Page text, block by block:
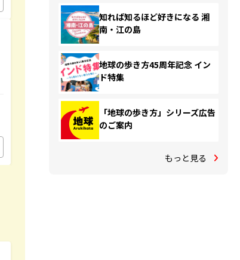
知れば知るほど好きになる 湘
南・江の島
地球の歩き方45周年記念 イン
ド特集
「地球の歩き方」シリーズ広告
のご案内
もっと見る